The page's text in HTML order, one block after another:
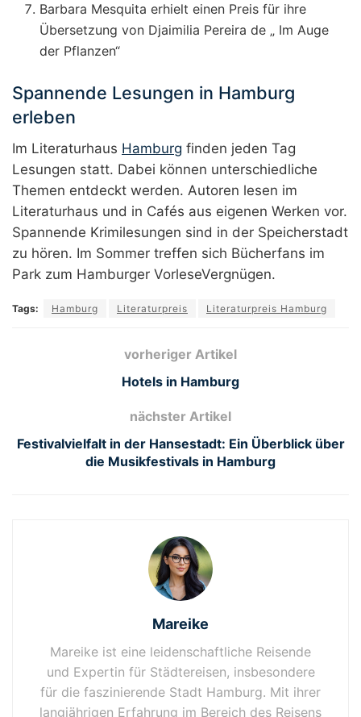
Barbara Mesquita erhielt einen Preis für ihre
Übersetzung von Djaimilia Pereira de „ Im Auge
der Pflanzen“
Spannende Lesungen in Hamburg
erleben
Im Literaturhaus Hamburg finden jeden Tag
Lesungen statt. Dabei können unterschiedliche
Themen entdeckt werden. Autoren lesen im
Literaturhaus und in Cafés aus eigenen Werken vor.
Spannende Krimilesungen sind in der Speicherstadt
zu hören. Im Sommer treffen sich Bücherfans im
Park zum Hamburger VorleseVergnügen.
Tags: Hamburg Literaturpreis Literaturpreis Hamburg
vorheriger Artikel
Hotels in Hamburg
nächster Artikel
Festivalvielfalt in der Hansestadt: Ein Überblick über
die Musikfestivals in Hamburg
Mareike
Mareike ist eine leidenschaftliche Reisende
und Expertin für Städtereisen, insbesondere
für die faszinierende Stadt Hamburg. Mit ihrer
langjährigen Erfahrung im Bereich des Reisens